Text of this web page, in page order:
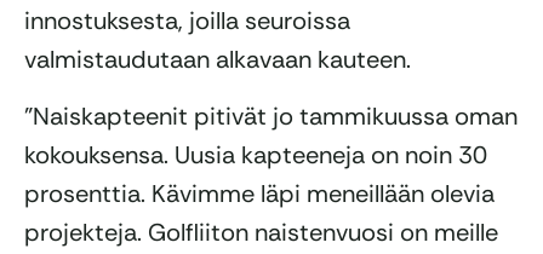
innostuksesta, joilla seuroissa
valmistaudutaan alkavaan kauteen.
”Naiskapteenit pitivät jo tammikuussa oman
kokouksensa. Uusia kapteeneja on noin 30
prosenttia. Kävimme läpi meneillään olevia
projekteja. Golfliiton naistenvuosi on meille